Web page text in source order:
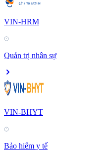
VIN-HRM
Quản trị nhân sự
VIN-BHYT
Bảo hiểm y tế